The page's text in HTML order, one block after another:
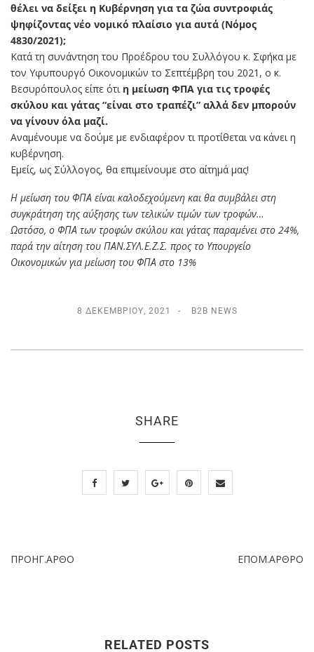
θέλει να δείξει η Κυβέρνηση για τα ζώα συντροφιάς
ψηφίζοντας νέο νομικό πλαίσιο για αυτά (Νόμος
4830/2021);
Κατά τη συνάντηση του Προέδρου του Συλλόγου κ. Σφήκα με
τον Υφυπουργό Οικονομικών το Σεπτέμβρη του 2021, ο κ.
Βεσυρόπουλος είπε ότι η μείωση ΦΠΑ για τις τροφές
σκύλου και γάτας “είναι στο τραπέζι” αλλά δεν μπορούν
να γίνουν όλα μαζί.
Αναμένουμε να δούμε με ενδιαφέρον τι προτίθεται να κάνει η
κυβέρνηση.
Εμείς, ως Σύλλογος, θα επιμείνουμε στο αίτημά μας!
Η μείωση του ΦΠΑ είναι καλοδεχούμενη και θα συμβάλει στη
συγκράτηση της αύξησης των τελικών τιμών των τροφών…
Ωστόσο, ο ΦΠΑ των τροφών σκύλου και γάτας παραμένει στο 24%,
παρά την αίτηση του ΠΑΝ.ΣΥΛ.Ε.Ζ.Σ. προς το Υπουργείο
Οικονομικών για μείωση του ΦΠΑ στο 13%
8 ΔΕΚΕΜΒΡΊΟΥ, 2021 B2B NEWS
SHARE
ΠΡΟΗΓ.ΑΡΘΟ ΕΠΟΜ.ΑΡΘΡΟ
RELATED POSTS